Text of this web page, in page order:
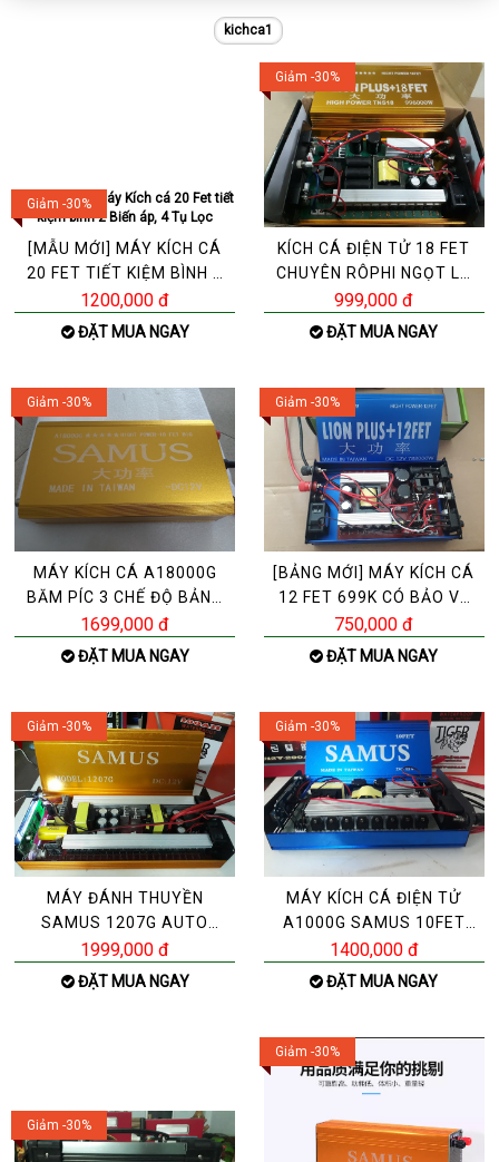
kichca1
Giảm -30%
[MẪU MỚI] MÁY KÍCH CÁ
20 FET TIẾT KIỆM BÌNH 2
BIẾN ÁP, 4 TỤ LỌC
1200,000 đ
ĐẶT MUA NGAY
Giảm -30%
KÍCH CÁ ĐIỆN TỬ 18 FET
CHUYÊN RÔPHI NGỌT LỢ
PHÈN BẢN“ĐẶC BIỆT”X
999,000 đ
ĐẶT MUA NGAY
Giảm -30%
MÁY KÍCH CÁ A18000G
BĂM PÍC 3 CHẾ ĐỘ BẢNG
ĐẶC BIỆT
1699,000 đ
ĐẶT MUA NGAY
Giảm -30%
[BẢNG MỚI] MÁY KÍCH CÁ
12 FET 699K CÓ BẢO VỆ
AUTO NGUỒN NƯỚC -
750,000 đ
ĐẶT MUA NGAY
Giảm -30%
MÁY ĐÁNH THUYỀN
SAMUS 1207G AUTO
CHUYỂN ĐỔI 42 FET-ZALO
0392983
1999,000 đ
ĐẶT MUA NGAY
Giảm -30%
MÁY KÍCH CÁ ĐIỆN TỬ
A1000G SAMUS 10FET
LỚN-ZALO 0392983490-
091
1400,000 đ
ĐẶT MUA NGAY
Giảm -30%
Giảm -30%